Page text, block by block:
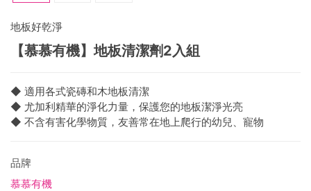
地板好乾淨
【慕慕有機】地板清潔劑2入組
◆ 適用各式瓷磚和木地板清潔
◆ 尤加利精華的淨化力量，保護您的地板潔淨光亮
◆ 不含有害化學物質，友善常在地上爬行的幼兒、寵物
品牌
慕慕有機